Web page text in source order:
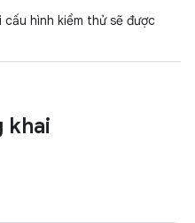
hình kiểm thử sẽ được
khai